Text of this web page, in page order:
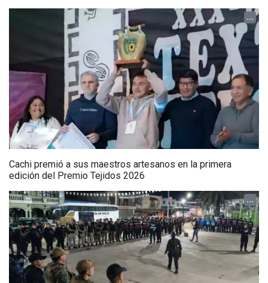
...
Cachi premió a sus maestros artesanos en la primera
edición del Premio Tejidos 2026
...